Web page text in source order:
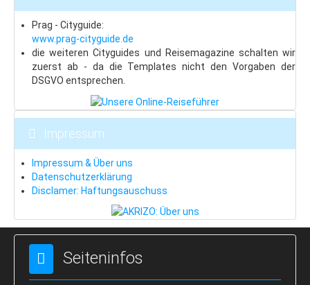
Prag - Cityguide:
www.prag-cityguide.de
die weiteren Cityguides und Reisemagazine schalten wir
zuerst ab - da die Templates nicht den Vorgaben der
DSGVO entsprechen.
Impressum
Impressum & Über uns
Datenschutzerklärung
Disclamer: Haftungsauschuss
Seiteninfos